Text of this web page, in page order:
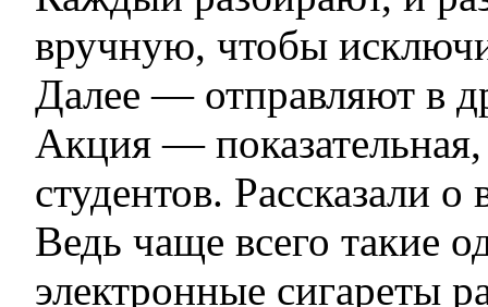
вручную, чтобы
Далее — отправляют в
Акция —
студентов. Рассказали о
Ведь чаще всего такие
электронные сигареты